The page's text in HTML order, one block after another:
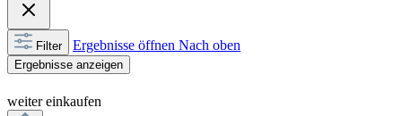
Filter Ergebnisse öffnen Nach oben
Ergebnisse anzeigen
weiter einkaufen